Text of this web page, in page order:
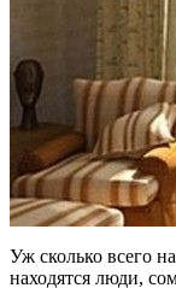
Уж сколько всего
находятся люди,